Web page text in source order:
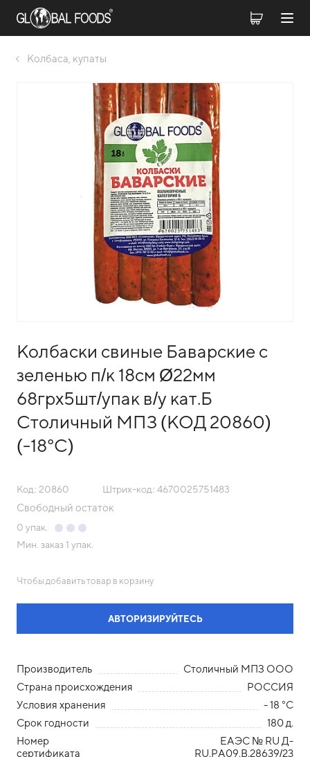
Колбаса, купаты
Колбаски свиные Баварские с
зеленью п/к 18см Ø22мм
68грх5шт/упак в/у кат.Б
Столичный МПЗ (КОД 20860)
(-18°С)
Код: 20860 Штрих-код: 4670025751483
Свободный остаток
0 упак.
Мин. заказ 1 упак.
Чтобы добавить товар в корзину
АВТОРИЗИРУЙТЕСЬ
Производитель
Столичный МПЗ ООО
Страна происхождения
РОССИЯ
Условия хранения
- 18 °С
Срок годности
180 д.
Номер
сертификата
ЕАЭС № RU Д-
RU.РА09.В.28639/23